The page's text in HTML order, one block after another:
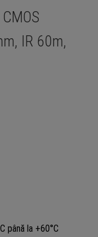
IR 60m,
până la +60°C